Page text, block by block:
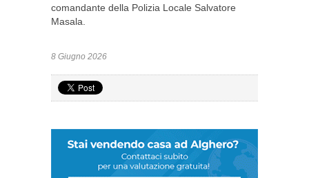
comandante della Polizia Locale Salvatore
Masala.
8 Giugno 2026